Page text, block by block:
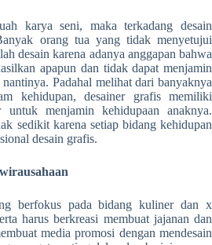
karya seni, maka terkadang desain
orang tua yang tidak menyetujui
desain karena adanya anggapan bahwa
apapun dan tidak dapat menjamin
Padahal melihat dari banyaknya
kehidupan, desainer grafis memiliki
untuk menjamin kehidupaan anaknya.
sedikit karena setiap bidang kehidupan
desain grafis.
berfokus pada bidang kuliner dan x
harus berkreasi membuat jajanan dan
media promosi dengan mendesain